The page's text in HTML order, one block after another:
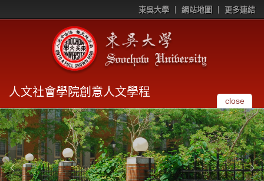
東吳大學 網站地圖 更多連結
人文社會學院創意人文學程
close